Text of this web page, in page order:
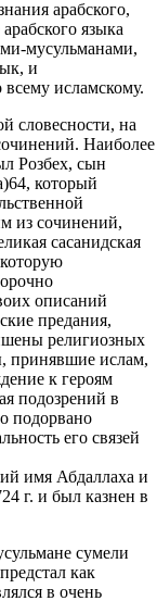
арабского,
языка
мусульманами,
и
исламскому.
словесности, на
Наиболее
Розбех, сын
который
из сочинений,
сасанидская
описаний
предания,
религиозных
принявшие ислам,
к героям
подозрений в
подорвано
его связей
имя Абдаллаха и
г. и был казнен в
сумели
как
в очень